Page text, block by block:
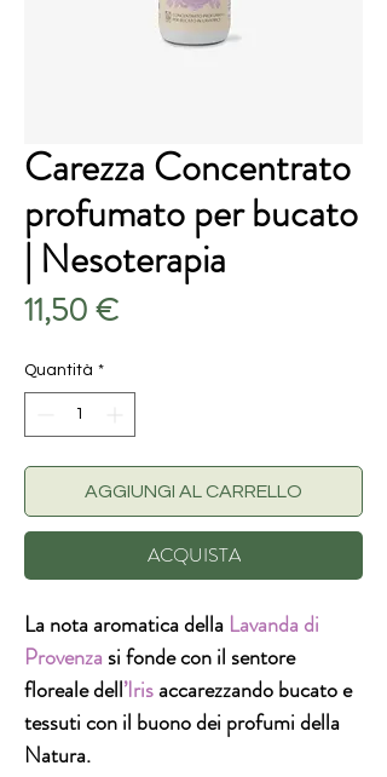
Carezza Concentrato
profumato per bucato
| Nesoterapia
11,50 €Prezzo
Quantità *
AGGIUNGI AL CARRELLO
ACQUISTA
La nota aromatica della Lavanda di
Provenza si fonde con il sentore
floreale dell’Irisaccarezzando bucato e
tessuti con il buono dei profumi della
Natura.